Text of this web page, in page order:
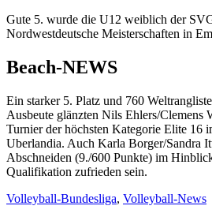
Gute 5. wurde die U12 weiblich der
Nordwestdeutsche Meisterschaften in
Beach-NEWS
Ein starker 5. Platz und 760
Ausbeute glänzten Nils Ehlers/Clemens
Turnier der höchsten Kategorie Elite 16
Uberlandia. Auch Karla Borger/Sandra
Abschneiden (9./600 Punkte) im
Qualifikation zufrieden sein.
Volleyball-Bundesliga, Volleyball-News